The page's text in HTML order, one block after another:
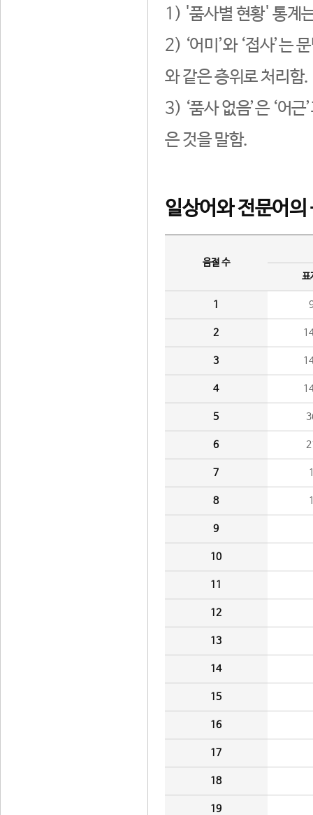
1) '품사별 현황' 통계
2) ‘어미’와 ‘접사’는
와 같은 층위로 처리함.
3) ‘품사 없음’은 ‘어
은 것을 말함.
일상어와 전문어의
음절 수
표
1
2
3
4
5
6
7
8
9
10
11
12
13
14
15
16
17
18
19